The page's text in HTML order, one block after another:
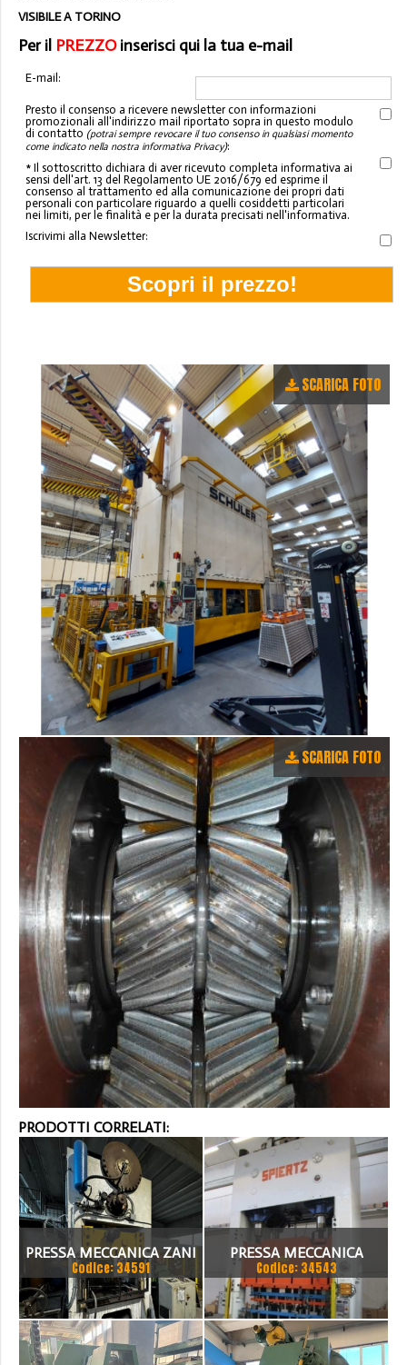
VISIBILE A TORINO
Per il PREZZOinserisci qui la tua e-mail
E-mail:
Presto il consenso a ricevere newsletter con informazioni
promozionali all'indirizzo mail riportato sopra in questo modulo
di contatto (potrai sempre revocare il tuo consenso in qualsiasi momento
come indicato nella nostra informativa Privacy):
* Il sottoscritto dichiara di aver ricevuto completa informativa ai
sensi dell'art. 13 del Regolamento UE 2016/679 ed esprime il
consenso al trattamento ed alla comunicazione dei propri dati
personali con particolare riguardo a quelli cosiddetti particolari
nei limiti, per le finalità e per la durata precisati nell'informativa.
Iscrivimi alla Newsletter:
SCARICA FOTO
SCARICA FOTO
PRODOTTI CORRELATI:
PRESSA MECCANICA ZANI
300TON
Codice: 34591
PRESSA MECCANICA
SPIERTZ
Codice: 34543